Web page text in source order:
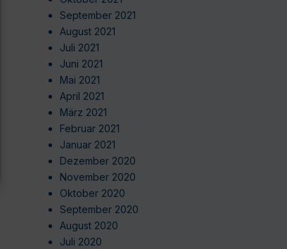
September 2021
August 2021
Juli 2021
Juni 2021
Mai 2021
April 2021
März 2021
Februar 2021
Januar 2021
Dezember 2020
November 2020
Oktober 2020
September 2020
August 2020
Juli 2020